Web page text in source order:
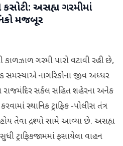
કસોટી: અસહ્ય ગરમીમાં
મજબૂર
કાળઝાળ ગરમી પારો વટાવી રહી છે,
સમસ્યાએ નાગરિકોના જીવ અધ્ધર
રાજમંદિર સર્કલ સહિત શહેરના અનેક
સ્થાનિક ટ્રાફિક -પોલીસ તંત્ર
તેવા દ્રશ્યો સામે આવ્યા છે. અસહ્ય
ટ્રાફિકજામમાં ફસાયેલા વાહન